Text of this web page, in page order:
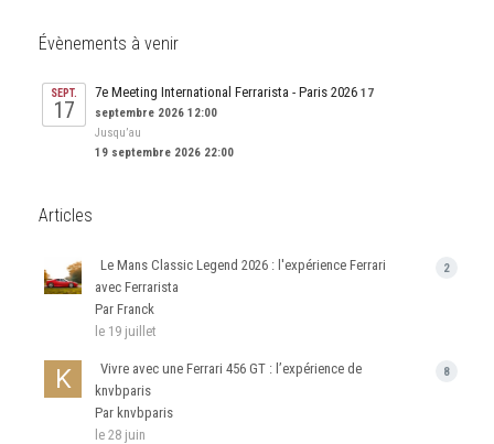
Évènements à venir
SEPT.
17
7e Meeting International Ferrarista - Paris 2026 17
septembre 2026 12:00
Jusqu’au
19 septembre 2026 22:00
Articles
2
Le Mans Classic Legend 2026 : l'expérience Ferrari
avec Ferrarista
Par Franck
le 19 juillet
8
Vivre avec une Ferrari 456 GT : l’expérience de
knvbparis
Par knvbparis
le 28 juin